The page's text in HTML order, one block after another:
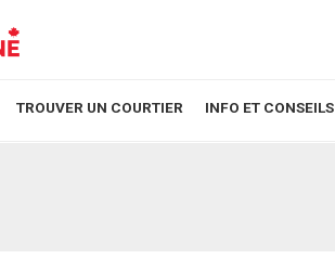
TROUVER UN COURTIER INFO ET CONSEILS